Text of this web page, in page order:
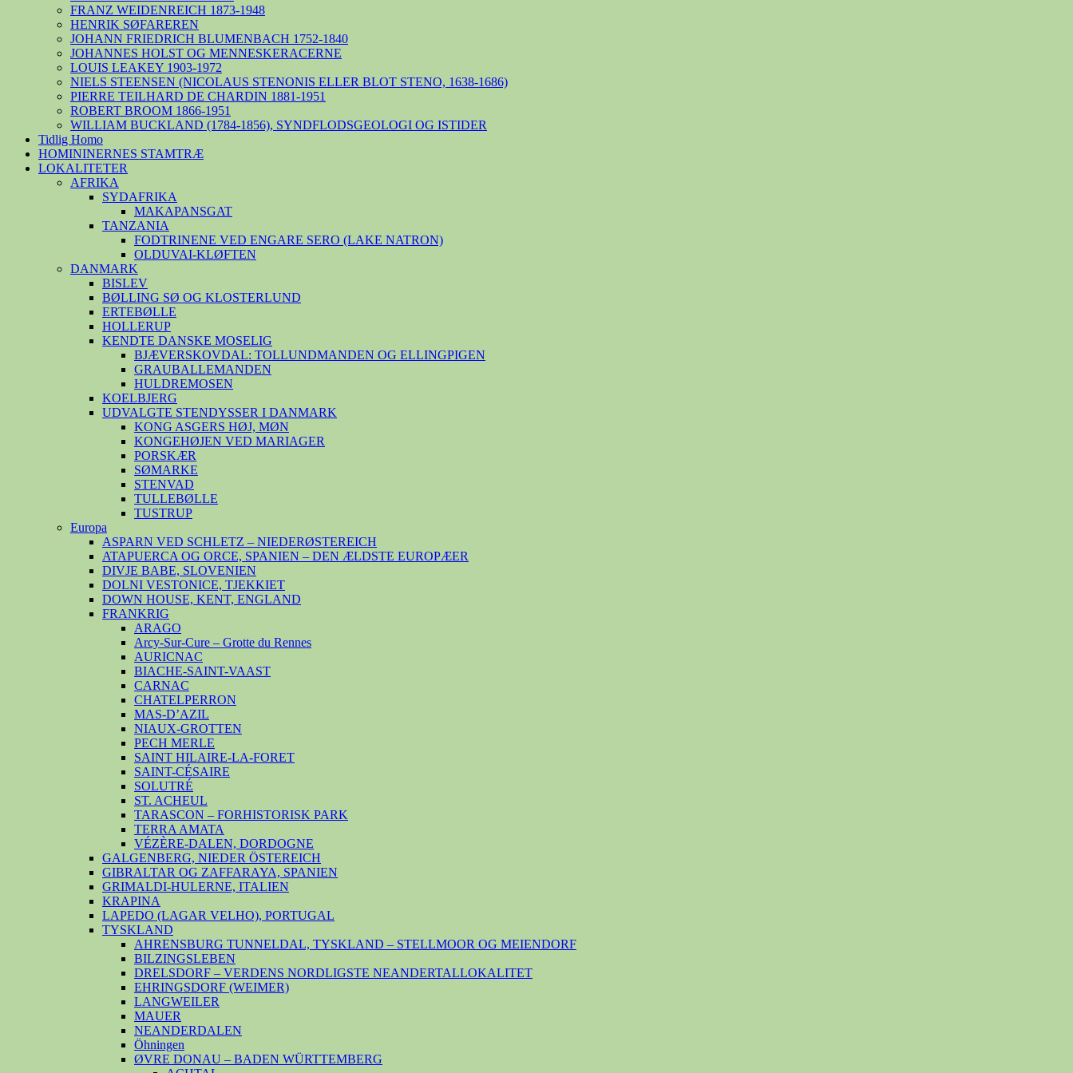
FRANZ WEIDENREICH 1873-1948
HENRIK SØFAREREN
JOHANN FRIEDRICH BLUMENBACH 1752-1840
JOHANNES HOLST OG MENNESKERACERNE
LOUIS LEAKEY 1903-1972
NIELS STEENSEN (NICOLAUS STENONIS ELLER BLOT STENO, 1638-1686)
PIERRE TEILHARD DE CHARDIN 1881-1951
ROBERT BROOM 1866-1951
WILLIAM BUCKLAND (1784-1856), SYNDFLODSGEOLOGI OG ISTIDER
Tidlig Homo
HOMININERNES STAMTRÆ
LOKALITETER
AFRIKA
SYDAFRIKA
MAKAPANSGAT
TANZANIA
FODTRINENE VED ENGARE SERO (LAKE NATRON)
OLDUVAI-KLØFTEN
DANMARK
BISLEV
BØLLING SØ OG KLOSTERLUND
ERTEBØLLE
HOLLERUP
KENDTE DANSKE MOSELIG
BJÆVERSKOVDAL: TOLLUNDMANDEN OG ELLINGPIGEN
GRAUBALLEMANDEN
HULDREMOSEN
KOELBJERG
UDVALGTE STENDYSSER I DANMARK
KONG ASGERS HØJ, MØN
KONGEHØJEN VED MARIAGER
PORSKÆR
SØMARKE
STENVAD
TULLEBØLLE
TUSTRUP
Europa
ASPARN VED SCHLETZ – NIEDERØSTEREICH
ATAPUERCA OG ORCE, SPANIEN – DEN ÆLDSTE EUROPÆER
DIVJE BABE, SLOVENIEN
DOLNI VESTONICE, TJEKKIET
DOWN HOUSE, KENT, ENGLAND
FRANKRIG
ARAGO
Arcy-Sur-Cure – Grotte du Rennes
AURICNAC
BIACHE-SAINT-VAAST
CARNAC
CHATELPERRON
MAS-D’AZIL
NIAUX-GROTTEN
PECH MERLE
SAINT HILAIRE-LA-FORET
SAINT-CÉSAIRE
SOLUTRÉ
ST. ACHEUL
TARASCON – FORHISTORISK PARK
TERRA AMATA
VÉZÈRE-DALEN, DORDOGNE
GALGENBERG, NIEDER ÖSTEREICH
GIBRALTAR OG ZAFFARAYA, SPANIEN
GRIMALDI-HULERNE, ITALIEN
KRAPINA
LAPEDO (LAGAR VELHO), PORTUGAL
TYSKLAND
AHRENSBURG TUNNELDAL, TYSKLAND – STELLMOOR OG MEIENDORF
BILZINGSLEBEN
DRELSDORF – VERDENS NORDLIGSTE NEANDERTALLOKALITET
EHRINGSDORF (WEIMER)
LANGWEILER
MAUER
NEANDERDALEN
Öhningen
ØVRE DONAU – BADEN WÜRTTEMBERG